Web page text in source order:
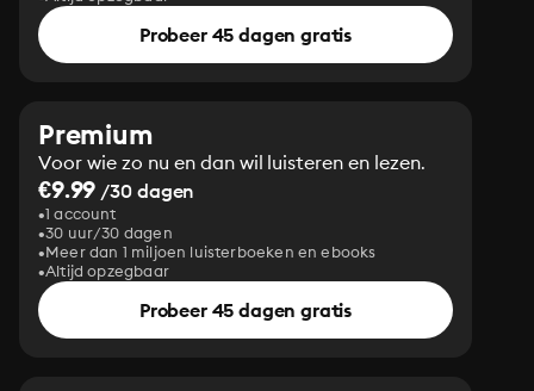
Probeer 45 dagen gratis
Premium
Voor wie zo nu en dan wil luisteren en lezen.
€9.99 /30 dagen
1 account
30 uur/30 dagen
Meer dan 1 miljoen luisterboeken en ebooks
Altijd opzegbaar
Probeer 45 dagen gratis